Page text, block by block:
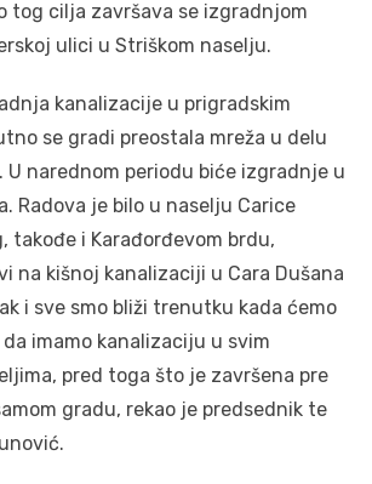
tog cilja završava se izgradnjom
ulici u Striškom naselju.
kanalizacije u prigradskim
se gradi preostala mreža u delu
U narednom periodu biće izgradnje u
Radova je bilo u naselju Carice
takođe i Karađorđevom brdu,
na kišnoj kanalizaciji u Cara Dušana
i sve smo bliži trenutku kada ćemo
imamo kanalizaciju u svim
pred toga što je završena pre
gradu, rekao je predsednik te